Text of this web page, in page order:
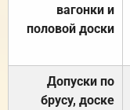
вагонки и
половой доски
Допуски по
брусу, доске